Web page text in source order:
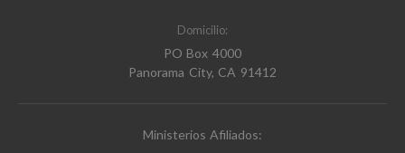
Domicilio:
PO Box 4000
Panorama City, CA 91412
Ministerios Afiliados: